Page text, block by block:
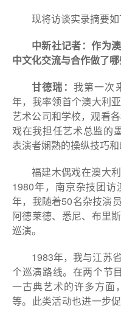
现将访谈实录摘要如
中新社记者：作为
中文化交流与合作做了哪
甘德瑞： 我第一次
年，我率领首个澳大利
艺术公司和学校，观看
戏在我担任艺术总监的
表演者娴熟的操纵技巧和
福建木偶戏在澳大
1980年，南京杂技团
年，我随着50名杂技演
阿德莱德、悉尼、布里
巡演。
1983年，我与江苏
个巡演路线。在两个节
一古典艺术的许多方面
等。此类活动也进一步